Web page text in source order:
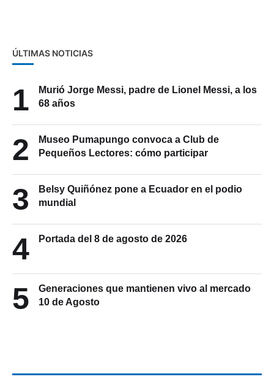
ÚLTIMAS NOTICIAS
1
Murió Jorge Messi, padre de Lionel Messi, a los
68 años
2
Museo Pumapungo convoca a Club de
Pequeños Lectores: cómo participar
3
Belsy Quiñónez pone a Ecuador en el podio
mundial
4 Portada del 8 de agosto de 2026
5
Generaciones que mantienen vivo al mercado
10 de Agosto